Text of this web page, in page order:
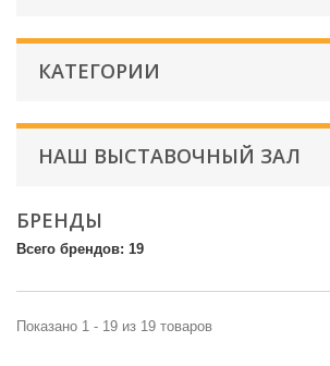
КАТЕГОРИИ
НАШ ВЫСТАВОЧНЫЙ ЗАЛ
БРЕНДЫ
Всего брендов: 19
Показано 1 - 19 из 19 товаров